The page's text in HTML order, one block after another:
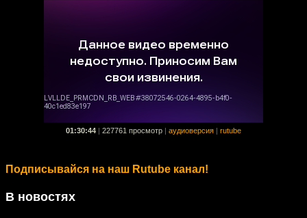
01:30:44 227761 просмотр аудиоверсия rutube
Подписывайся на наш Rutube канал!
В новостях